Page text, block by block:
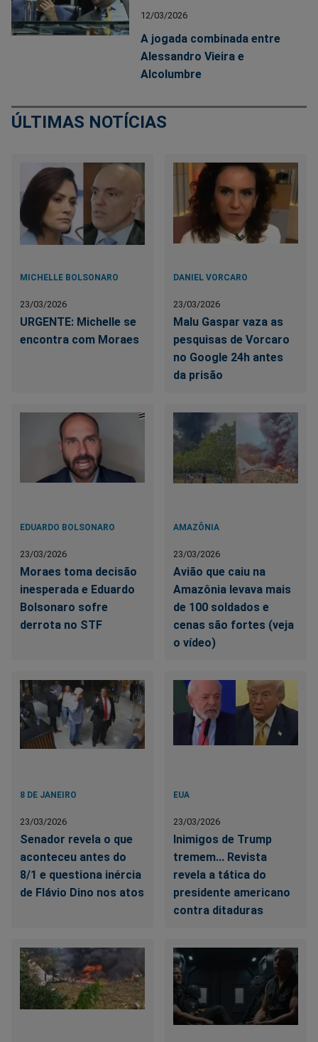
12/03/2026
A jogada combinada entre
Alessandro Vieira e
Alcolumbre
ÚLTIMAS NOTÍCIAS
MICHELLE BOLSONARO
23/03/2026
URGENTE: Michelle se
encontra com Moraes
DANIEL VORCARO
23/03/2026
Malu Gaspar vaza as
pesquisas de Vorcaro
no Google 24h antes
da prisão
EDUARDO BOLSONARO
23/03/2026
Moraes toma decisão
inesperada e Eduardo
Bolsonaro sofre
derrota no STF
AMAZÔNIA
23/03/2026
Avião que caiu na
Amazônia levava mais
de 100 soldados e
cenas são fortes (veja
o vídeo)
8 DE JANEIRO
23/03/2026
Senador revela o que
aconteceu antes do
8/1 e questiona inércia
de Flávio Dino nos atos
EUA
23/03/2026
Inimigos de Trump
tremem... Revista
revela a tática do
presidente americano
contra ditaduras